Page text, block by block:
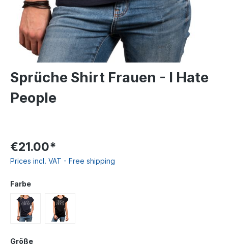
Sprüche Shirt Frauen - I Hate
People
€21.00*
Prices incl. VAT - Free shipping
Farbe
Größe